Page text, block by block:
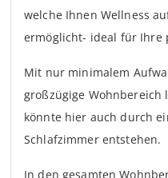
welche Ihnen Wellness
ermöglicht- ideal für Ihre
Mit nur minimalem
großzügige Wohnbereich
könnte hier auch durch
Schlafzimmer entstehen.
In den gesamten